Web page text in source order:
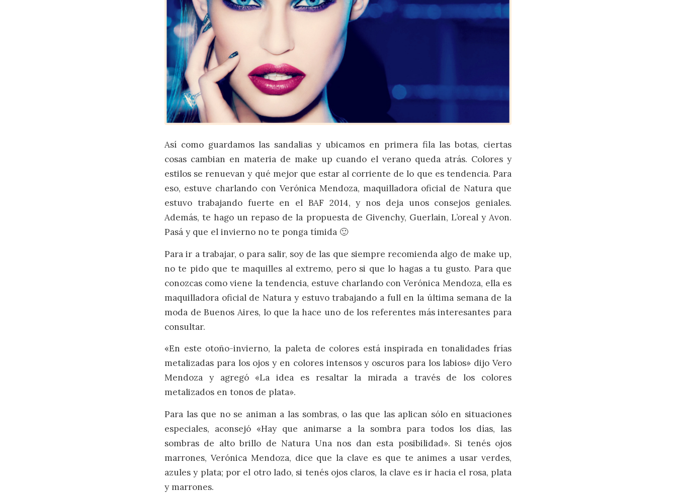
Así como guardamos las sandalias y ubicamos en primera fila las botas, ciertas
cosas cambian en materia de make up cuando el verano queda atrás. Colores y
estilos se renuevan y qué mejor que estar al corriente de lo que es tendencia. Para
eso, estuve charlando con Verónica Mendoza, maquilladora oficial de Natura que
estuvo trabajando fuerte en el BAF 2014, y nos deja unos consejos geniales.
Además, te hago un repaso de la propuesta de Givenchy, Guerlain, L’oreal y Avon.
Pasá y que el invierno no te ponga tímida 🙂
Para ir a trabajar, o para salir, soy de las que siempre recomienda algo de make up,
no te pido que te maquilles al extremo, pero si que lo hagas a tu gusto. Para que
conozcas como viene la tendencia, estuve charlando con Verónica Mendoza, ella es
maquilladora oficial de Natura y estuvo trabajando a full en la última semana de la
moda de Buenos Aires, lo que la hace uno de los referentes más interesantes para
consultar.
«En este otoño-invierno, la paleta de colores está inspirada en tonalidades frías
metalizadas para los ojos y en colores intensos y oscuros para los labios» dijo Vero
Mendoza y agregó «La idea es resaltar la mirada a través de los colores
metalizados en tonos de plata».
Para las que no se animan a las sombras, o las que las aplican sólo en situaciones
especiales, aconsejó «Hay que animarse a la sombra para todos los días, las
sombras de alto brillo de Natura Una nos dan esta posibilidad». Si tenés ojos
marrones, Verónica Mendoza, dice que la clave es que te animes a usar verdes,
azules y plata; por el otro lado, si tenés ojos claros, la clave es ir hacia el rosa, plata
y marrones.